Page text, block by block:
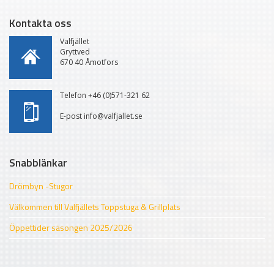
Kontakta oss
Valfjället
Gryttved
670 40 Åmotfors
Telefon +46 (0)571-321 62
E-post info@valfjallet.se
Snabblänkar
Drömbyn -Stugor
Välkommen till Valfjällets Toppstuga & Grillplats
Öppettider säsongen 2025/2026